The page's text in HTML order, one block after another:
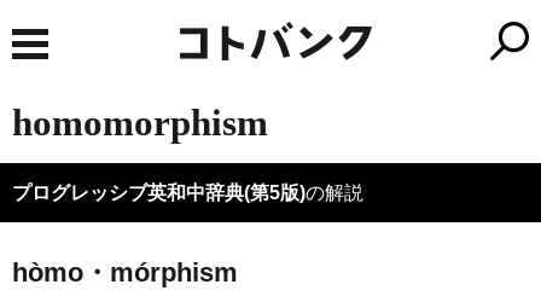
homomorphism
プログレッシブ英和中辞典(第5版)の解説
hòmo・mórphism